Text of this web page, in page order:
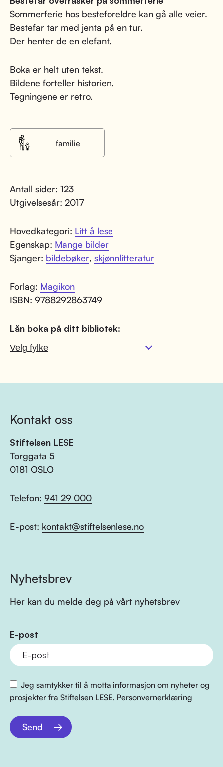
Sommerferie hos besteforeldre kan gå alle veier.
Bestefar tar med jenta på en tur.
Der henter de en elefant.
Boka er helt uten tekst.
Bildene forteller historien.
Tegningene er retro.
familie
Antall sider: 123
Utgivelsesår: 2017
Hovedkategori: Litt å lese
Egenskap: Mange bilder
Sjanger: bildebøker, skjønnlitteratur
Forlag: Magikon
ISBN: 9788292863749
Lån boka på ditt bibliotek:
Kontakt oss
Stiftelsen LESE
Torggata 5
0181 OSLO
Telefon: 941 29 000
E-post: kontakt@stiftelsenlese.no
Nyhetsbrev
Her kan du melde deg på vårt nyhetsbrev
E-post
Jeg samtykker til å motta informasjon om nyheter og
prosjekter fra Stiftelsen LESE. Personvernerklæring
Send